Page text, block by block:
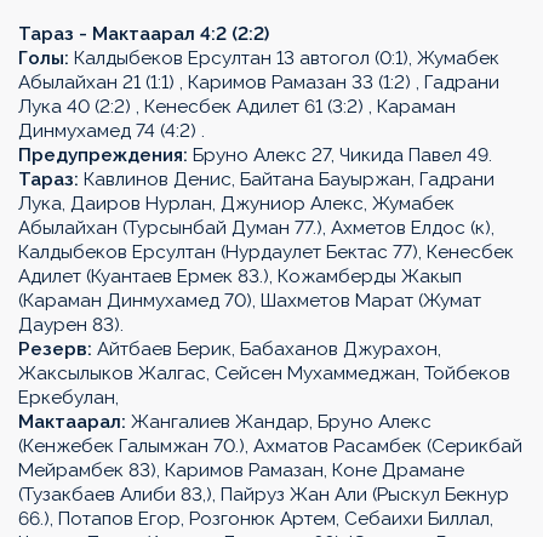
Тараз - Мактаарал 4:2 (2:2)
Голы: Калдыбеков Ерсултан 13 автогол (0:1), Жумабек
Абылайхан 21 (1:1) , Каримов Рамазан 33 (1:2) , Гадрани
Лука 40 (2:2) , Кенесбек Адилет 61 (3:2) , Караман
Динмухамед 74 (4:2) .
Предупреждения: Бруно Алекс 27, Чикида Павел 49.
Тараз: Кавлинов Денис, Байтана Бауыржан, Гадрани
Лука, Даиров Нурлан, Джуниор Алекс, Жумабек
Абылайхан (Турсынбай Думан 77.), Ахметов Елдос (к),
Калдыбеков Ерсултан (Нурдаулет Бектас 77), Кенесбек
Адилет (Куантаев Ермек 83.), Кожамберды Жакып
(Караман Динмухамед 70), Шахметов Марат (Жумат
Даурен 83).
Резерв: Айтбаев Берик, Бабаханов Джурахон,
Жаксылыков Жалгас, Сейсен Мухаммеджан, Тойбеков
Еркебулан,
Мактаарал: Жангалиев Жандар, Бруно Алекс
(Кенжебек Галымжан 70.), Ахматов Расамбек (Серикбай
Мейрамбек 83), Каримов Рамазан, Коне Драмане
(Тузакбаев Алиби 83,), Пайруз Жан Али (Рыскул Бекнур
66.), Потапов Егор, Розгонюк Артем, Себаихи Биллал,